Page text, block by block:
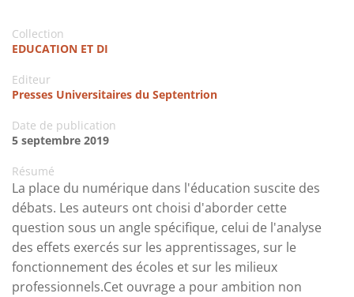
Collection
EDUCATION ET DI
Editeur
Presses Universitaires du Septentrion
Date de publication
5 septembre 2019
Résumé
La place du numérique dans l'éducation suscite des
débats. Les auteurs ont choisi d'aborder cette
question sous un angle spécifique, celui de l'analyse
des effets exercés sur les apprentissages, sur le
fonctionnement des écoles et sur les milieux
professionnels.Cet ouvrage a pour ambition non